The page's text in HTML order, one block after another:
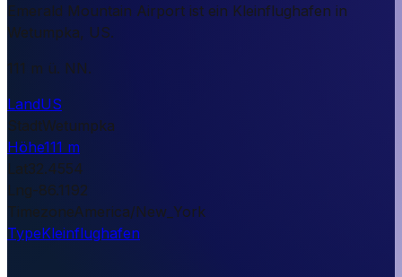
Emerald Mountain Airport ist ein Kleinflughafen in
Wetumpka, US.
111 m ü. NN.
LandUS
StadtWetumpka
Höhe111 m
Lat32.4554
Lng-86.1192
TimezoneAmerica/New_York
TypeKleinflughafen